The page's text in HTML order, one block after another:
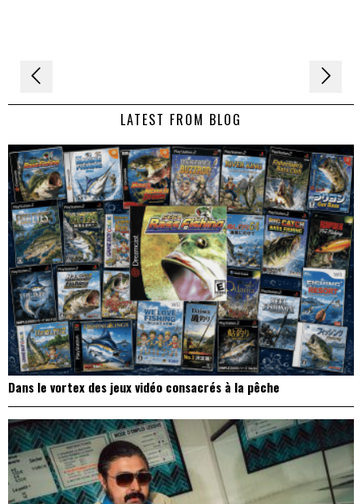
Navigation
de LATEST FROM BLOG
Dans le vortex des jeux vidéo consacrés à la pêche